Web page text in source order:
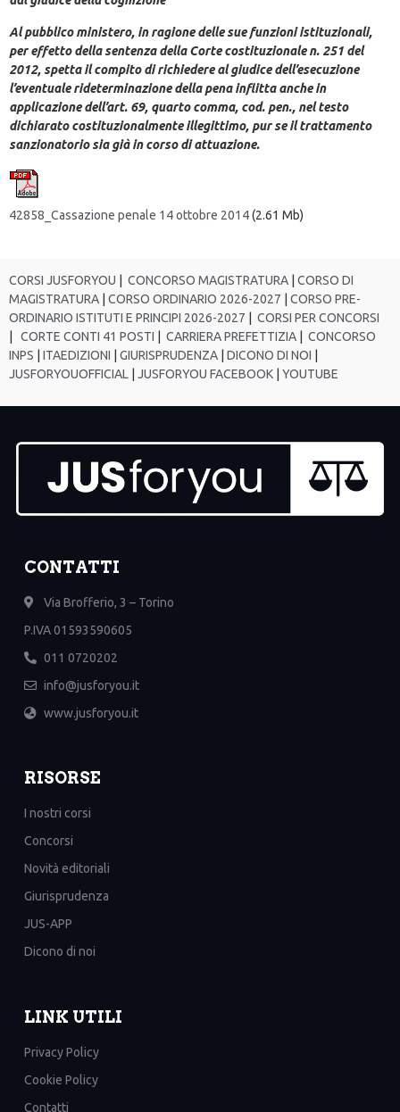
Al pubblico ministero, in ragione delle sue funzioni istituzionali,
per effetto della sentenza della Corte costituzionale n. 251 del
2012, spetta il compito di richiedere al giudice dell’esecuzione
l’eventuale rideterminazione della pena inflitta anche in
applicazione dell’art. 69, quarto comma, cod. pen., nel testo
dichiarato costituzionalmente illegittimo, pur se il trattamento
sanzionatorio sia già in corso di attuazione.
42858_Cassazione penale 14 ottobre 2014(2.61 Mb)
CORSI JUSFORYOU CONCORSO MAGISTRATURA
CORSO DI
MAGISTRATURA
CORSO ORDINARIO 2026-2027
CORSO PRE-
ORDINARIO ISTITUTI E PRINCIPI 2026-2027
CORSI PER CONCORSI
CORTE CONTI 41 POSTI CARRIERA PREFETTIZIA
CONCORSO
INPS
ITAEDIZIONI GIURISPRUDENZA DICONO DI NOI
JUSFORYOUOFFICIAL
JUSFORYOU FACEBOOK YOUTUBE
CONTATTI
Via Brofferio, 3 – Torino
P.IVA 01593590605
011 0720202
info@jusforyou.it
www.jusforyou.it
RISORSE
I nostri corsi
Concorsi
Novità editoriali
Giurisprudenza
JUS-APP
Dicono di noi
LINK UTILI
Privacy Policy
Cookie Policy
Contatti